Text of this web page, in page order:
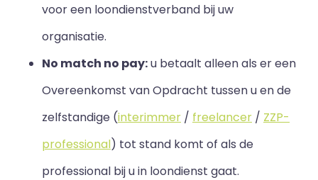
voor een loondienstverband bij uw
organisatie.
No match no pay:u betaalt alleen als er een
Overeenkomst van Opdracht tussen u en de
zelfstandige (interimmer / freelancer / ZZP-
professional) tot stand komt of als de
professional bij u in loondienst gaat.